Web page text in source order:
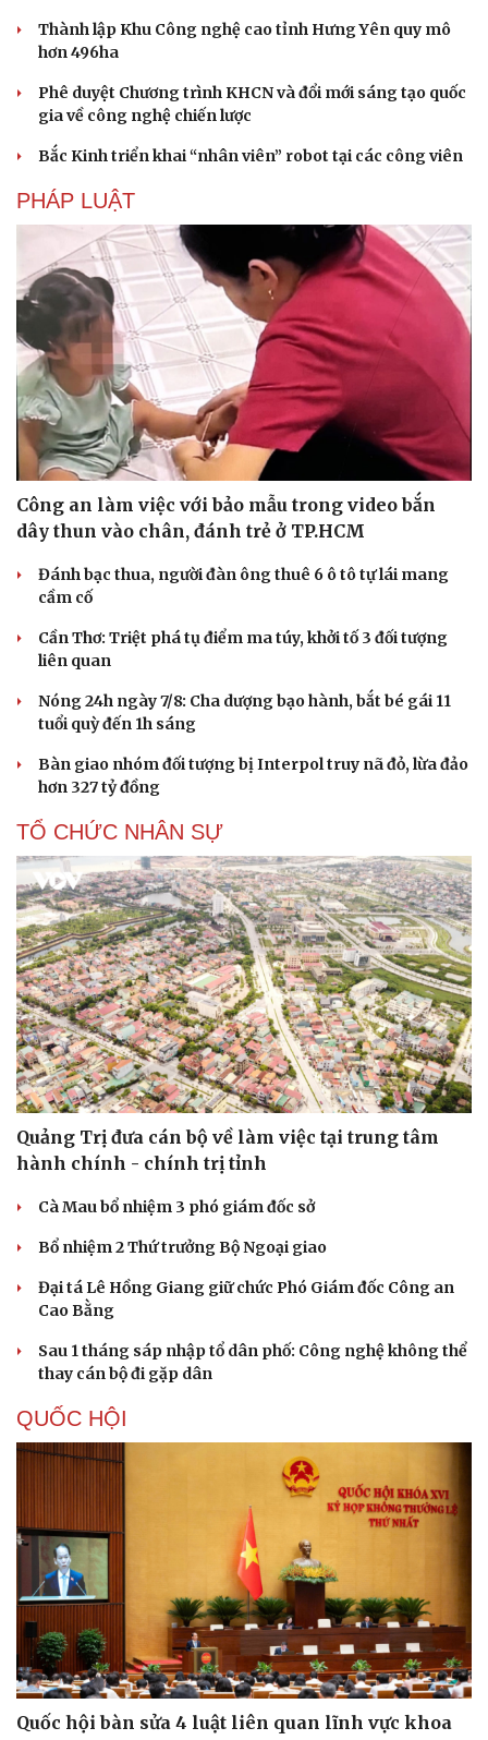
Văn hóa
Văn học
Âm nhạc
Di sản
Thời trang
Du lịch
Tư vấn
check-in
Podcast
Cửa sổ tình yêu
Thành lập Khu Công nghệ cao tỉnh Hưng Yên quy mô
hơn 496ha
Phê duyệt Chương trình KHCN và đổi mới sáng tạo quốc
gia về công nghệ chiến lược
Bắc Kinh triển khai “nhân viên” robot tại các công viên
PHÁP LUẬT
Công an làm việc với bảo mẫu trong video bắn
dây thun vào chân, đánh trẻ ở TP.HCM
Đánh bạc thua, người đàn ông thuê 6 ô tô tự lái mang
cầm cố
Cần Thơ: Triệt phá tụ điểm ma túy, khởi tố 3 đối tượng
liên quan
Nóng 24h ngày 7/8: Cha dượng bạo hành, bắt bé gái 11
tuổi quỳ đến 1h sáng
Bàn giao nhóm đối tượng bị Interpol truy nã đỏ, lừa đảo
hơn 327 tỷ đồng
TỔ CHỨC NHÂN SỰ
Quảng Trị đưa cán bộ về làm việc tại trung tâm
hành chính - chính trị tỉnh
Cà Mau bổ nhiệm 3 phó giám đốc sở
Bổ nhiệm 2 Thứ trưởng Bộ Ngoại giao
Đại tá Lê Hồng Giang giữ chức Phó Giám đốc Công an
Cao Bằng
Sau 1 tháng sáp nhập tổ dân phố: Công nghệ không thể
thay cán bộ đi gặp dân
QUỐC HỘI
Quốc hội bàn sửa 4 luật liên quan lĩnh vực khoa